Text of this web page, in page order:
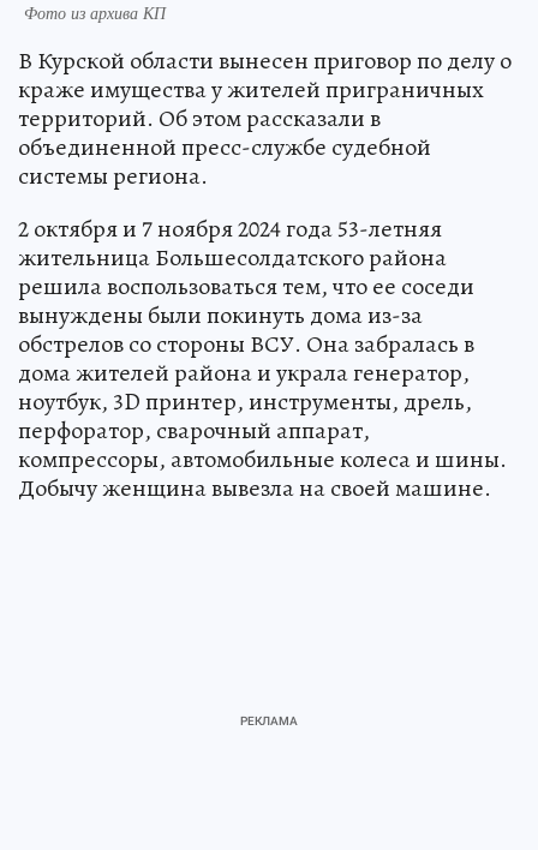
Фото из архива КП
В Курской области вынесен приговор по делу о
краже имущества у жителей приграничных
территорий. Об этом рассказали в
объединенной пресс-службе судебной
системы региона.
2 октября и 7 ноября 2024 года 53-летняя
жительница Большесолдатского района
решила воспользоваться тем, что ее соседи
вынуждены были покинуть дома из-за
обстрелов со стороны ВСУ. Она забралась в
дома жителей района и украла генератор,
ноутбук, 3D принтер, инструменты, дрель,
перфоратор, сварочный аппарат,
компрессоры, автомобильные колеса и шины.
Добычу женщина вывезла на своей машине.